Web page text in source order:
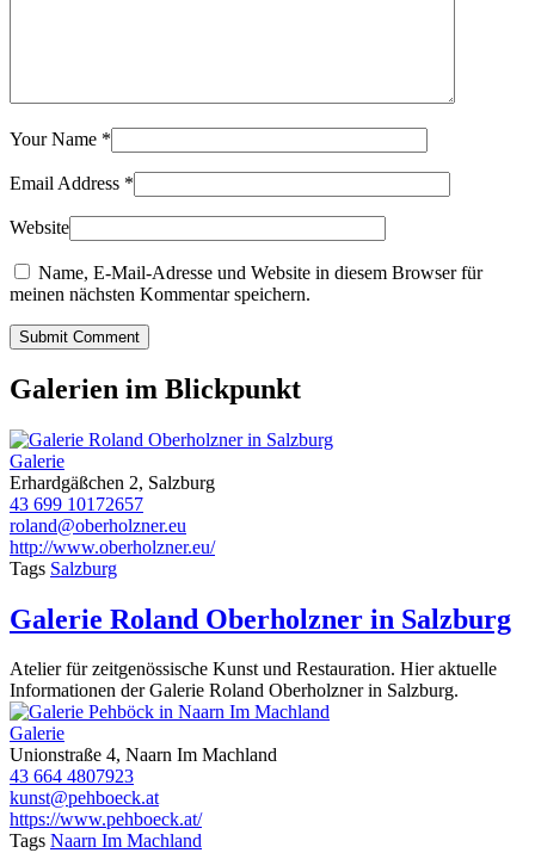
Your Name *
Email Address *
Website
Name, E-Mail-Adresse und Website in diesem Browser für
meinen nächsten Kommentar speichern.
Submit Comment
Galerien im Blickpunkt
Galerie
Erhardgäßchen 2, Salzburg
43 699 10172657
roland@oberholzner.eu
http://www.oberholzner.eu/
Tags Salzburg
Galerie Roland Oberholzner in Salzburg
Atelier für zeitgenössische Kunst und Restauration. Hier aktuelle
Informationen der Galerie Roland Oberholzner in Salzburg.
Galerie
Unionstraße 4, Naarn Im Machland
43 664 4807923
kunst@pehboeck.at
https://www.pehboeck.at/
Tags Naarn Im Machland